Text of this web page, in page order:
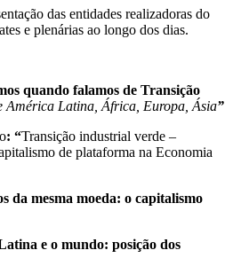
das entidades realizadoras do
e plenárias ao longo dos dias.
quando falamos de Transição
América Latina, África, Europa, Ásia”
: “Transição industrial verde –
de plataforma na Economia
da mesma moeda: o capitalismo
e o mundo: posição dos